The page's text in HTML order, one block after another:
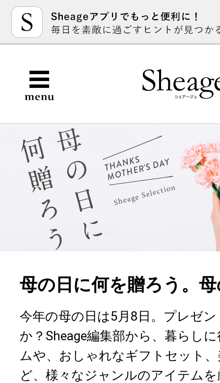
母の日に何を贈ろう。
今年の母の日は5月8日。プレゼ
か？Sheage編集部から、暮らし
ムや、おしゃれなギフトセット
ど、様々なジャンルのアイテム